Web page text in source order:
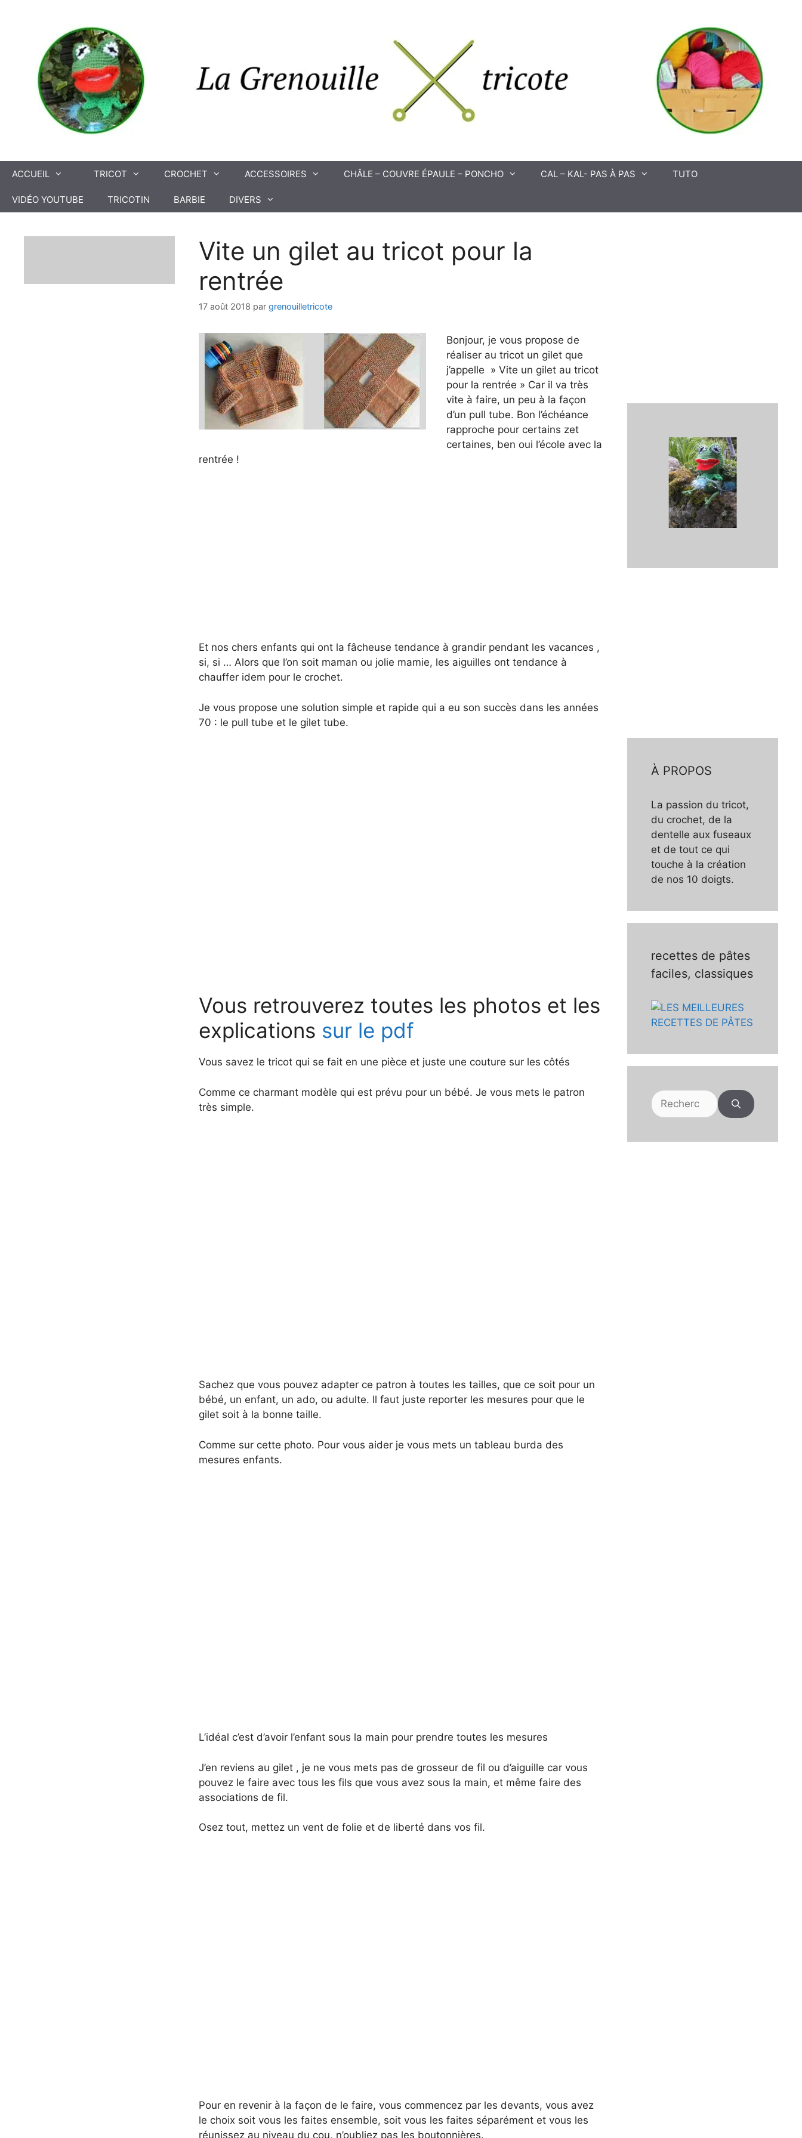
ACCUEIL TRICOT CROCHET ACCESSOIRES CHÂLE – COUVRE ÉPAULE – PONCHO CAL – KAL- PAS À PAS TUTO
VIDÉO YOUTUBE TRICOTIN BARBIE DIVERS
Vite un gilet au tricot pour la
rentrée
17 août 2018 par grenouilletricote
Bonjour, je vous propose de
réaliser au tricot un gilet que
j’appelle » Vite un gilet au tricot
pour la rentrée » Car il va très
vite à faire, un peu à la façon
d’un pull tube. Bon l’échéance
rapproche pour certains zet
certaines, ben oui l’école avec la
rentrée !
Et nos chers enfants qui ont la fâcheuse tendance à grandir pendant les vacances ,
si, si … Alors que l’on soit maman ou jolie mamie, les aiguilles ont tendance à
chauffer idem pour le crochet.
Je vous propose une solution simple et rapide qui a eu son succès dans les années
70 : le pull tube et le gilet tube.
Vous retrouverez toutes les photos et les
explications sur le pdf
Vous savez le tricot qui se fait en une pièce et juste une couture sur les côtés
Comme ce charmant modèle qui est prévu pour un bébé. Je vous mets le patron
très simple.
Sachez que vous pouvez adapter ce patron à toutes les tailles, que ce soit pour un
bébé, un enfant, un ado, ou adulte. Il faut juste reporter les mesures pour que le
gilet soit à la bonne taille.
Comme sur cette photo. Pour vous aider je vous mets un tableau burda des
mesures enfants.
L’idéal c’est d’avoir l’enfant sous la main pour prendre toutes les mesures
J’en reviens au gilet , je ne vous mets pas de grosseur de fil ou d’aiguille car vous
pouvez le faire avec tous les fils que vous avez sous la main, et même faire des
associations de fil.
Osez tout, mettez un vent de folie et de liberté dans vos fil.
Pour en revenir à la façon de le faire, vous commencez par les devants, vous avez
le choix soit vous les faites ensemble, soit vous les faites séparément et vous les
réunissez au niveau du cou, n’oubliez pas les boutonnières.
À PROPOS
La passion du tricot,
du crochet, de la
dentelle aux fuseaux
et de tout ce qui
touche à la création
de nos 10 doigts.
recettes de pâtes
faciles, classiques
Rechercher :